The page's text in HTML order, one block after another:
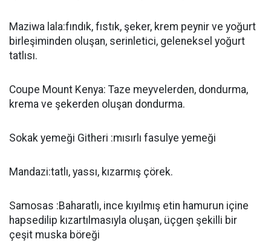
Maziwa lala:fındık, fıstık, şeker, krem peynir ve yoğurt
birleşiminden oluşan, serinletici, geleneksel yoğurt
tatlısı.
Coupe Mount Kenya: Taze meyvelerden, dondurma,
krema ve şekerden oluşan dondurma.
Sokak yemeği Githeri :mısırlı fasulye yemeği
Mandazi:tatlı, yassı, kızarmış çörek.
Samosas :Baharatlı, ince kıyılmış etin hamurun içine
hapsedilip kızartılmasıyla oluşan, üçgen şekilli bir
çeşit muska böreği